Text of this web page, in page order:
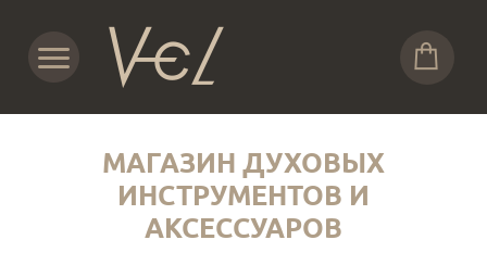
МАГАЗИН ДУХОВЫХ
ИНСТРУМЕНТОВ И
АКСЕССУАРОВ